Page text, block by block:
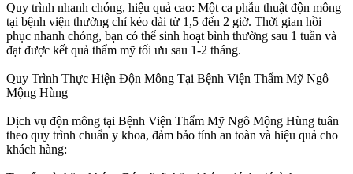
Quy trình nhanh chóng, hiệu quả cao: Một ca phẫu thuật độn mông
tại bệnh viện thường chỉ kéo dài từ 1,5 đến 2 giờ. Thời gian hồi
phục nhanh chóng, bạn có thể sinh hoạt bình thường sau 1 tuần và
đạt được kết quả thẩm mỹ tối ưu sau 1-2 tháng.
Quy Trình Thực Hiện Độn Mông Tại Bệnh Viện Thẩm Mỹ Ngô
Mộng Hùng
Dịch vụ độn mông tại Bệnh Viện Thẩm Mỹ Ngô Mộng Hùng tuân
theo quy trình chuẩn y khoa, đảm bảo tính an toàn và hiệu quả cho
khách hàng: